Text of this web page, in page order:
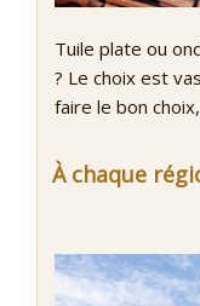
Tuile plate ou
? Le choix est
faire le bon
À chaque